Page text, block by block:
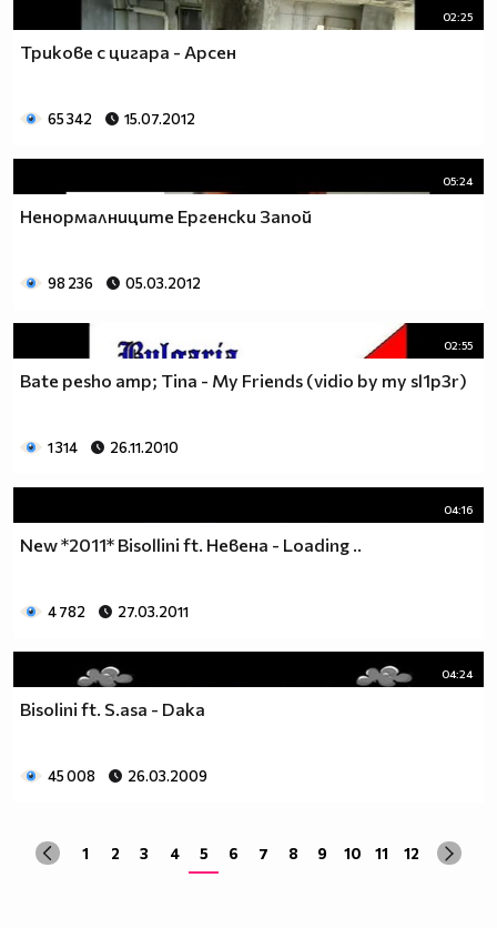
02:25
Трикове с цигара - Арсен
65 342 15.07.2012
05:24
Ненормалниците Ергенски Запой
98 236 05.03.2012
02:55
Bate pesho amp; Tina - My Friends (vidio by my sl1p3r)
1 314 26.11.2010
04:16
New *2011* Bisollini ft. Невена - Loading ..
4 782 27.03.2011
04:24
Bisolini ft. S.asa - Daka
45 008 26.03.2009
1 2 3 4 5 6 7 8 9 10 11 12